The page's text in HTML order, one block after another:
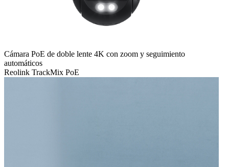
Cámara PoE de doble lente 4K con zoom y seguimiento
automáticos
Reolink TrackMix PoE